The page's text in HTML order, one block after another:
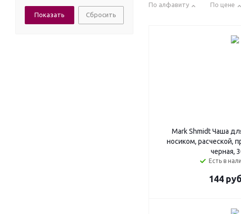
По алфавиту По цене
Mark Shmidt Чаша
носиком, расческой,
черная,
Есть в
144
Сбросить